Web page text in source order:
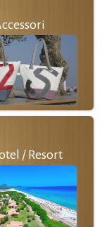
/ Resort